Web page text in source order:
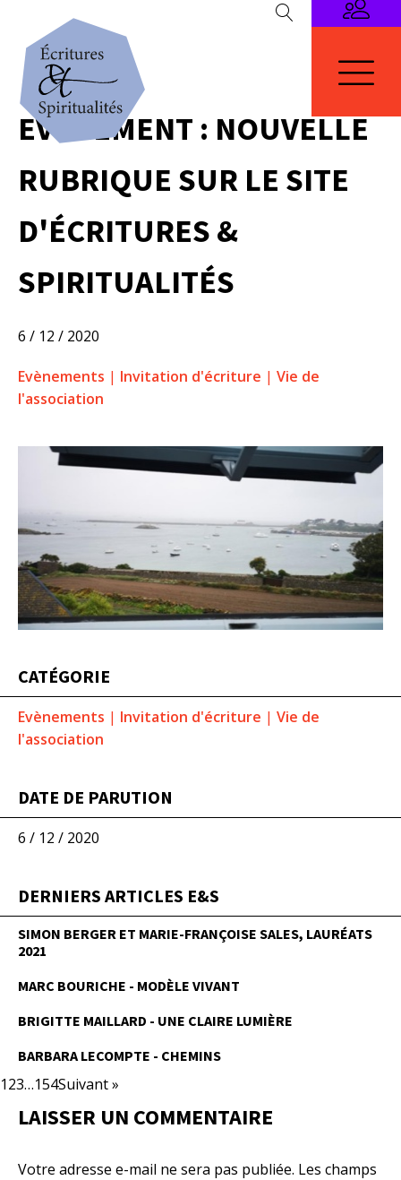
EVÈNEMENT : NOUVELLE
RUBRIQUE SUR LE SITE
D'ÉCRITURES &
SPIRITUALITÉS
6 / 12 / 2020
Evènements | Invitation d'écriture | Vie de
l'association
CATÉGORIE
Evènements | Invitation d'écriture | Vie de
l'association
DATE DE PARUTION
6 / 12 / 2020
DERNIERS ARTICLES E&S
SIMON BERGER ET MARIE-FRANÇOISE SALES, LAURÉATS
2021
MARC BOURICHE - MODÈLE VIVANT
BRIGITTE MAILLARD - UNE CLAIRE LUMIÈRE
BARBARA LECOMPTE - CHEMINS
123…154Suivant »
LAISSER UN COMMENTAIRE
Votre adresse e-mail ne sera pas publiée. Les champs